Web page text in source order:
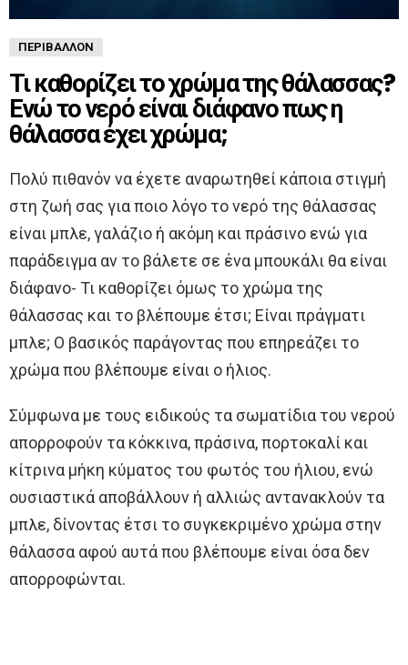
ΠΕΡΙΒΆΛΛΟΝ
Τι καθορίζει το χρώμα της θάλασσας?
Ενώ το νερό είναι διάφανο πως η
θάλασσα έχει χρώμα;
Πολύ πιθανόν να έχετε αναρωτηθεί κάποια στιγμή
στη ζωή σας για ποιο λόγο το νερό της θάλασσας
είναι μπλε, γαλάζιο ή ακόμη και πράσινο ενώ για
παράδειγμα αν το βάλετε σε ένα μπουκάλι θα είναι
διάφανο- Τι καθορίζει όμως το χρώμα της
θάλασσας και το βλέπουμε έτσι; Είναι πράγματι
μπλε; Ο βασικός παράγοντας που επηρεάζει το
χρώμα που βλέπουμε είναι ο ήλιος.
Σύμφωνα με τους ειδικούς τα σωματίδια του νερού
απορροφούν τα κόκκινα, πράσινα, πορτοκαλί και
κίτρινα μήκη κύματος του φωτός του ήλιου, ενώ
ουσιαστικά αποβάλλουν ή αλλιώς αντανακλούν τα
μπλε, δίνοντας έτσι το συγκεκριμένο χρώμα στην
θάλασσα αφού αυτά που βλέπουμε είναι όσα δεν
απορροφώνται.